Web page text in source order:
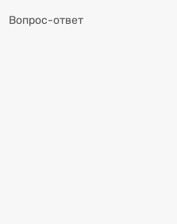
Вопрос-ответ